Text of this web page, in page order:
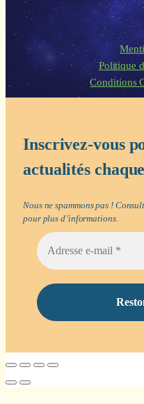
Politique
Conditions
Inscrivez-vous
actualités
Nous ne spammons pas !
pour plus d’informations.